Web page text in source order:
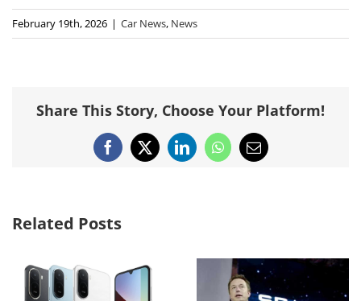
February 19th, 2026 | Car News, News
Share This Story, Choose Your Platform!
Facebook
X LinkedInWhatsApp
Email
Related Posts